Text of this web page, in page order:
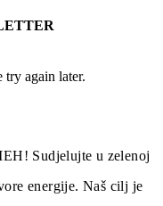
try again later.
Sudjelujte u zelenoj
energije. Naš cilj je